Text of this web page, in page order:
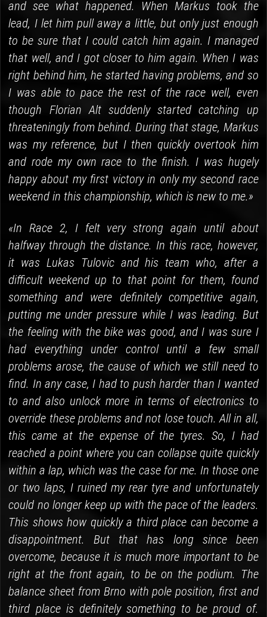
and see what happened. When Markus took the
lead, I let him pull away a little, but only just enough
to be sure that I could catch him again. I managed
that well, and I got closer to him again. When I was
right behind him, he started having problems, and so
I was able to pace the rest of the race well, even
though Florian Alt suddenly started catching up
threateningly from behind. During that stage, Markus
was my reference, but I then quickly overtook him
and rode my own race to the finish. I was hugely
happy about my first victory in only my second race
weekend in this championship, which is new to me.»
«In Race 2, I felt very strong again until about
halfway through the distance. In this race, however,
it was Lukas Tulovic and his team who, after a
difficult weekend up to that point for them, found
something and were definitely competitive again,
putting me under pressure while I was leading. But
the feeling with the bike was good, and I was sure I
had everything under control until a few small
problems arose, the cause of which we still need to
find. In any case, I had to push harder than I wanted
to and also unlock more in terms of electronics to
override these problems and not lose touch. All in all,
this came at the expense of the tyres. So, I had
reached a point where you can collapse quite quickly
within a lap, which was the case for me. In those one
or two laps, I ruined my rear tyre and unfortunately
could no longer keep up with the pace of the leaders.
This shows how quickly a third place can become a
disappointment. But that has long since been
overcome, because it is much more important to be
right at the front again, to be on the podium. The
balance sheet from Brno with pole position, first and
third place is definitely something to be proud of.